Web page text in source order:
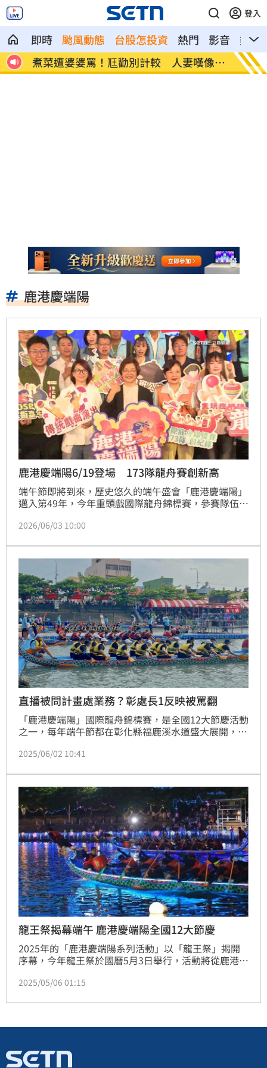
登入
即時 颱風動態 台股怎投資 熱門 影音
熱搜
旺
煮菜遭婆婆罵！尫勸別計較 人妻嘆像台
傭
新／
報
鹿港慶端陽
鹿港慶端陽6/19登場 173隊龍舟賽創新高
端午節即將到來，歷史悠久的端午盛會「鹿港慶端陽」
邁入第49年，今年重頭戲國際龍舟錦標賽，參賽隊伍創
2026/06/03 10:00
直播被問計畫處業務？彰處長1反映被罵翻
「鹿港慶端陽」國際龍舟錦標賽，是全國12大節慶活動
之一，每年端午節都在彰化縣福鹿溪水道盛大展開，比
方人士，上鏡頭討論賽事。而在昨日（1日）決賽時，
尬畫面，主持人連問了3次計畫處的業務內容，處長一
時間竟答不出來，畫面曝光也在網路上引發熱議。
2025/06/02 10:41
龍王祭揭幕端午 鹿港慶端陽全國12大節慶
2025年的「鹿港慶端陽系列活動」以「龍王祭」揭開
序幕，今年龍王祭於國曆5月3日舉行，活動將從鹿港龍
神」遶境出巡，再至天后宮迎請水仙尊王同行，兩神聯
祈福等古禮，祈求端午龍舟賽事平安順利。
2025/05/06 01:15